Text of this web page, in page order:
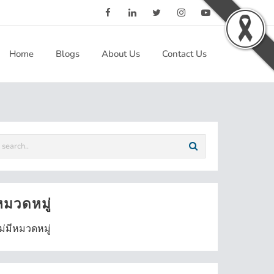
Home Blogs About Us Contact Us
มวดหมู่
มีหมวดหมู่